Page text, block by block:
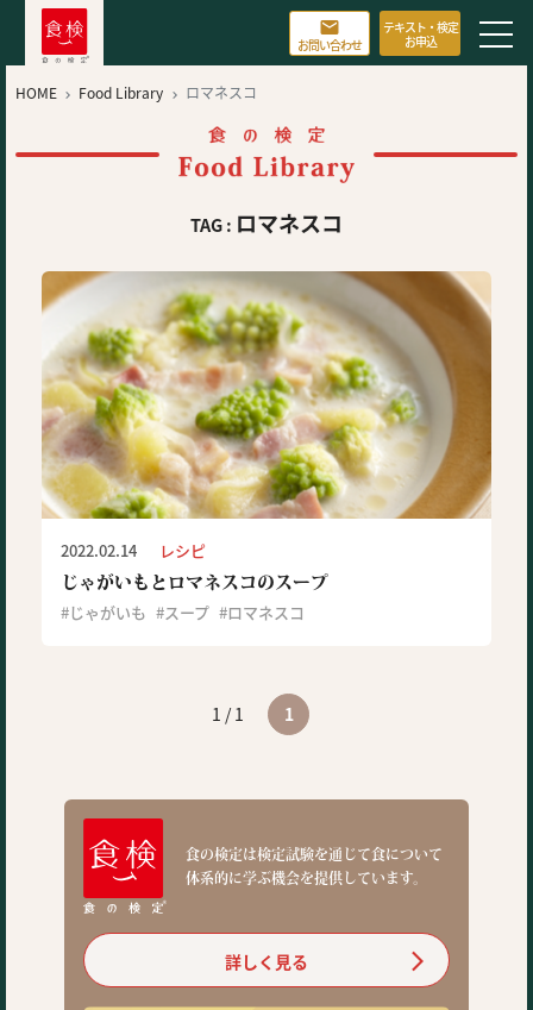

お問い合わせ
テキスト・検定
お申込
HOME  Food Library  ロマネスコ
TAG : ロマネスコ
2022.02.14 レシピ
じゃがいもとロマネスコのスープ
じゃがいも スープ ロマネスコ
1 / 1 1
食の検定は検定試験を通じて食について
体系的に学ぶ機会を提供しています。
詳しく見る